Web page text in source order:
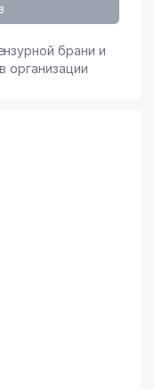
брани и
организации